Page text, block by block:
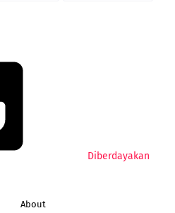
Diberdayakan
About